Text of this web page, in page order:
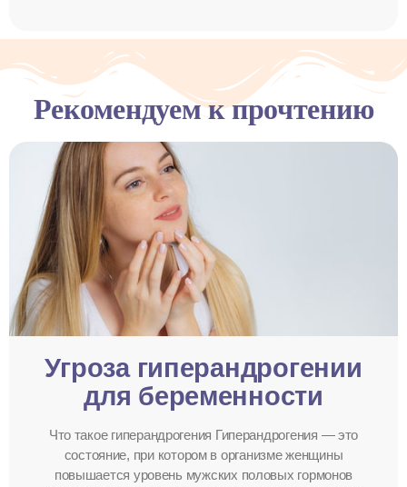
Рекомендуем к прочтению
Угроза гиперандрогении
для беременности
Что такое гиперандрогения Гиперандрогения — это
состояние, при котором в организме женщины
повышается уровень мужских половых гормонов